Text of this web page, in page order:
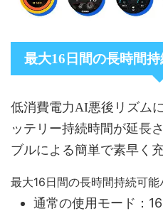
最大16日間の長時間
低消費電力AI悪後リズム
ッテリー持続時間が延長
ブルによる簡単で素早く
最大16日間の長時間持続可
通常の使用モード：